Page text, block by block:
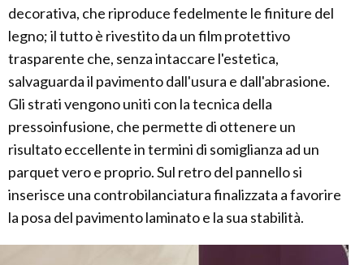
decorativa, che riproduce fedelmente le finiture del
legno; il tutto è rivestito da un film protettivo
trasparente che, senza intaccare l'estetica,
salvaguarda il pavimento dall'usura e dall'abrasione.
Gli strati vengono uniti con la tecnica della
pressoinfusione, che permette di ottenere un
risultato eccellente in termini di somiglianza ad un
parquet vero e proprio. Sul retro del pannello si
inserisce una controbilanciatura finalizzata a favorire
la posa del pavimento laminato e la sua stabilità.